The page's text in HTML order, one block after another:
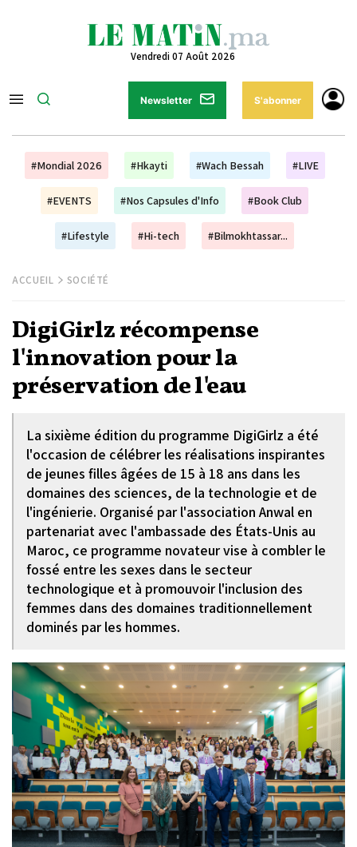
Vendredi 07 Août 2026
Newsletter S'abonner
#Mondial 2026 #Hkayti #Wach Bessah #LIVE
#EVENTS #Nos Capsules d'Info #Book Club
#Lifestyle #Hi-tech #Bilmokhtassar...
ACCUEIL SOCIÉTÉ
DigiGirlz récompense
l'innovation pour la
préservation de l'eau
La sixième édition du programme DigiGirlz a été
l'occasion de célébrer les réalisations inspirantes
de jeunes filles âgées de 15 à 18 ans dans les
domaines des sciences, de la technologie et de
l'ingénierie. Organisé par l'association Anwal en
partenariat avec l'ambassade des États-Unis au
Maroc, ce programme novateur vise à combler le
fossé entre les sexes dans le secteur
technologique et à promouvoir l'inclusion des
femmes dans des domaines traditionnellement
dominés par les hommes.